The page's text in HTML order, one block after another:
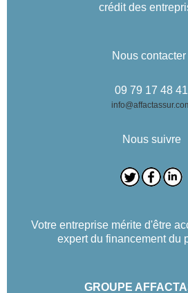
crédit des
Nous contacter
09 79 17 48 41
Nous suivre
Votre entreprise mérite d'être
expert du financement du
GROUPE